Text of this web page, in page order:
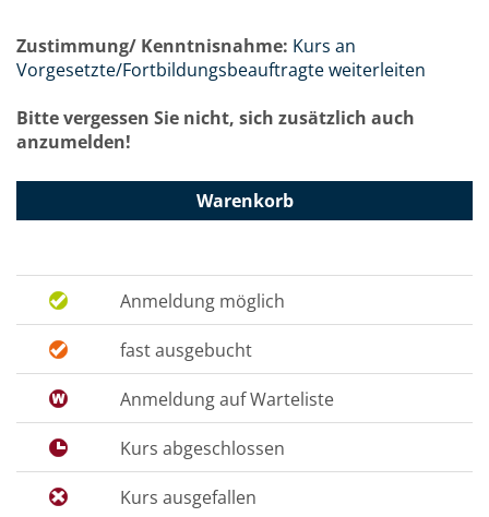
Zustimmung/ Kenntnisnahme: Kurs an
Vorgesetzte/Fortbildungsbeauftragte weiterleiten
Bitte vergessen Sie nicht, sich zusätzlich auch
anzumelden!
Warenkorb
Anmeldung möglich
fast ausgebucht
Anmeldung auf Warteliste
Kurs abgeschlossen
Kurs ausgefallen